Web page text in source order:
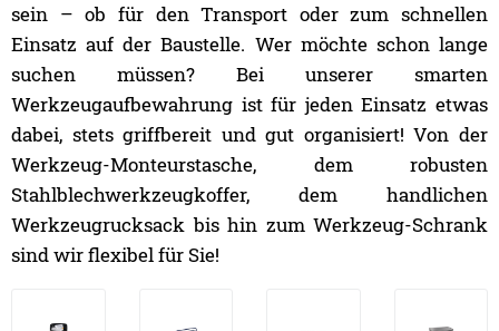
sein – ob für den Transport oder zum schnellen
Einsatz auf der Baustelle. Wer möchte schon lange
suchen müssen? Bei unserer smarten
Werkzeugaufbewahrung ist für jeden Einsatz etwas
dabei, stets griffbereit und gut organisiert! Von der
Werkzeug-Monteurstasche, dem robusten
Stahlblechwerkzeugkoffer, dem handlichen
Werkzeugrucksack bis hin zum Werkzeug-Schrank
sind wir flexibel für Sie!